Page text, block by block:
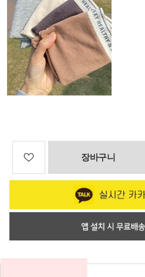
장바구니